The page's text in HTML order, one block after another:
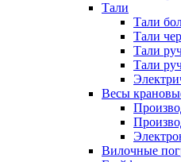
Тали
Тали
Тали
Тали
Тали
Весы
Вилочные